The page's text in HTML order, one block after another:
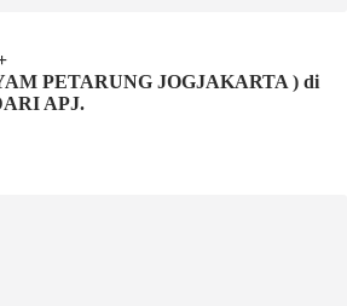
PETARUNG JOGJAKARTA ) di
APJ.